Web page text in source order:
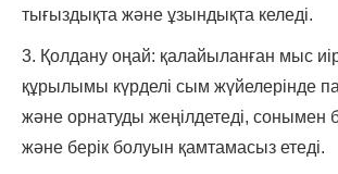
тығыздықта және ұзындықта келеді.
3. Қолдану оңай: қалайыланған мыс
құрылымы күрделі сым жүйелерінде
және орнатуды жеңілдетеді, сонымен
және берік болуын қамтамасыз етеді.